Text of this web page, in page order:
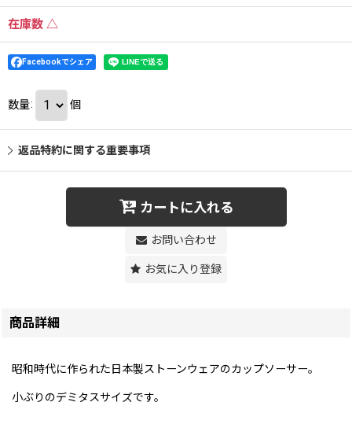
在庫数 △
Facebookでシェア
数量: 個
返品特約に関する重要事項
カートに入れる
お問い合わせ
お気に入り登録
商品詳細
昭和時代に作られた日本製ストーンウェアのカップソーサー。
小ぶりのデミタスサイズです。